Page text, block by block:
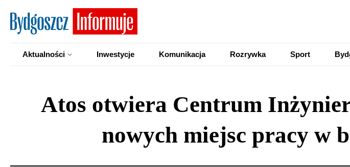
Aktualności Inwestycje Komunikacja Rozrywka Sport
Atos otwiera Centrum
nowych miejsc pracy w